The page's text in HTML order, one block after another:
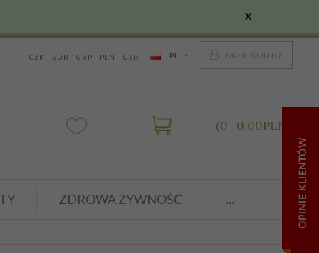
X
CZK EUR GBP PLN USD PL MOJE KONTO
0 0.00PLN
ZDROWA ŻYWNOŚĆ ...